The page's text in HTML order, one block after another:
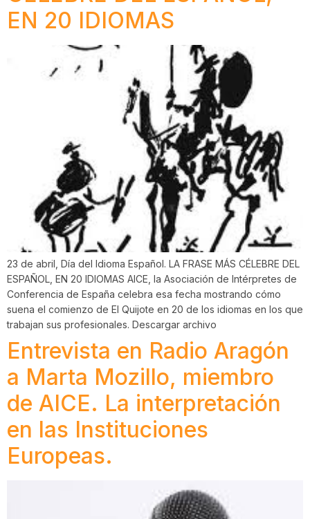
EN 20 IDIOMAS
23 de abril, Día del Idioma Español. LA FRASE MÁS CÉLEBRE DEL
ESPAÑOL, EN 20 IDIOMAS AICE, la Asociación de Intérpretes de
Conferencia de España celebra esa fecha mostrando cómo
suena el comienzo de El Quijote en 20 de los idiomas en los que
trabajan sus profesionales. Descargar archivo
Entrevista en Radio Aragón
a Marta Mozillo, miembro
de AICE. La interpretación
en las Instituciones
Europeas.